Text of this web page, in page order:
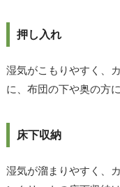
押し入れ
湿気がこもりやすく、
に、布団の下や奥の方
床下収納
湿気が溜まりやすく、